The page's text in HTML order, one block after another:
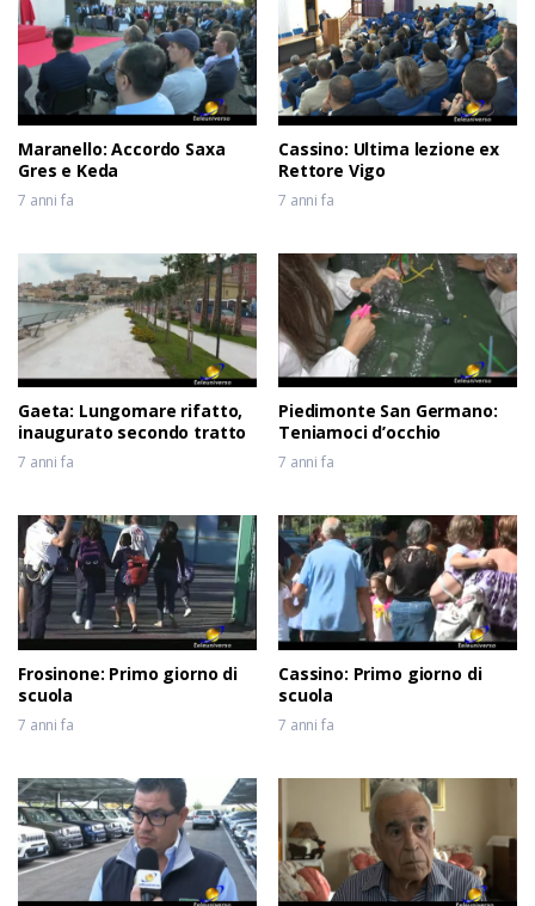
Maranello: Accordo Saxa
Gres e Keda
7 anni fa
Cassino: Ultima lezione ex
Rettore Vigo
7 anni fa
Gaeta: Lungomare rifatto,
inaugurato secondo tratto
7 anni fa
Piedimonte San Germano:
Teniamoci d’occhio
7 anni fa
Frosinone: Primo giorno di
scuola
7 anni fa
Cassino: Primo giorno di
scuola
7 anni fa